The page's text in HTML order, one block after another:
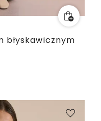
błyskawicznym